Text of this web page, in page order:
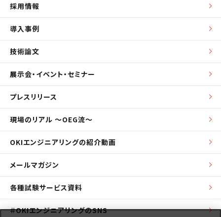
採用情報
導入事例
技術論文
展示会・イベント・セミナー
プレスリリース
現場のリアル ～OEG流～
OKIエンジニアリングの紹介動画
メールマガジン
各種試験サービス資料
＃OKIエンジニアリングのSNS